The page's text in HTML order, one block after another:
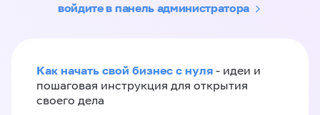
войдите в панель администратора
Как начать свой бизнес с нуля - идеи и
пошаговая инструкция для открытия
своего дела